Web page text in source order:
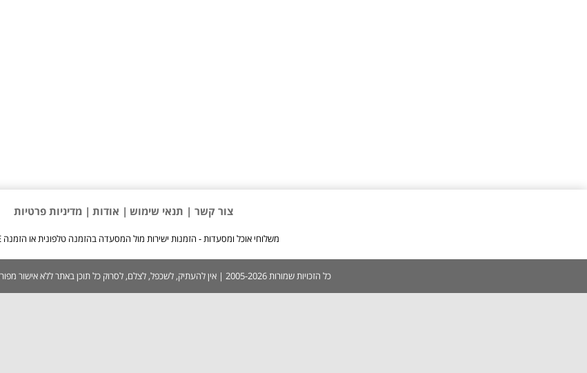
צור קשר | תנאי שימוש | אודות | מדיניות פרטיות
משלוחי אוכל ומסעדות - הזמנות ישירות מול המסעדה בהזמנה טלפונית או הזמנה ONLINE
כל הזכויות שמורות 2005-2026 | אין להעתיק, לשכפל, לצלם, לסרוק כל תוכן באתר ללא אישור מפורש בכתב ממערכת האתר.